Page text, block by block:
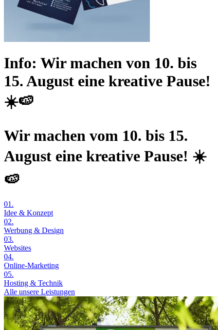
Info: Wir machen von 10. bis
15. August eine kreative Pause!
☀️🍉
Wir machen vom 10. bis 15.
August eine kreative Pause! ☀️
🍉
01.
Idee & Konzept
02.
Werbung & Design
03.
Websites
04.
Online-Marketing
05.
Hosting & Technik
Alle unsere Leistungen